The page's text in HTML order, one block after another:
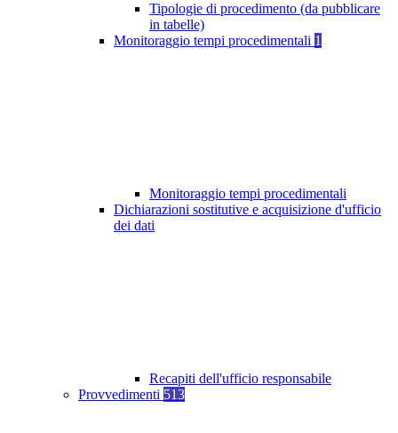
Tipologie di procedimento (da pubblicare
in tabelle)
Monitoraggio tempi procedimentali 1
Monitoraggio tempi procedimentali
Dichiarazioni sostitutive e acquisizione d'ufficio
dei dati
Recapiti dell'ufficio responsabile
Provvedimenti 513